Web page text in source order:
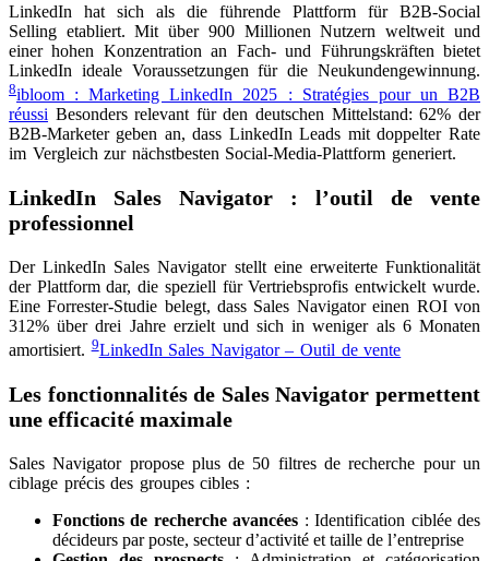
LinkedIn hat sich als die führende Plattform für B2B-Social
Selling etabliert. Mit über 900 Millionen Nutzern weltweit und
einer hohen Konzentration an Fach- und Führungskräften bietet
LinkedIn ideale Voraussetzungen für die Neukundengewinnung.
8ibloom : Marketing LinkedIn 2025 : Stratégies pour un B2B
réussi Besonders relevant für den deutschen Mittelstand: 62% der
B2B-Marketer geben an, dass LinkedIn Leads mit doppelter Rate
im Vergleich zur nächstbesten Social-Media-Plattform generiert.
LinkedIn Sales Navigator : l’outil de vente
professionnel
Der LinkedIn Sales Navigator stellt eine erweiterte Funktionalität
der Plattform dar, die speziell für Vertriebsprofis entwickelt wurde.
Eine Forrester-Studie belegt, dass Sales Navigator einen ROI von
312% über drei Jahre erzielt und sich in weniger als 6 Monaten
amortisiert.9LinkedIn Sales Navigator – Outil de vente
Les fonctionnalités de Sales Navigator permettent
une efficacité maximale
Sales Navigator propose plus de 50 filtres de recherche pour un
ciblage précis des groupes cibles :
Fonctions de recherche avancées : Identification ciblée des
décideurs par poste, secteur d’activité et taille de l’entreprise